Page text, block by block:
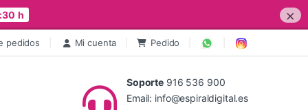
h ×
pedidos Mi cuenta Pedido
Soporte 916 536 900
Email: info@espiraldigital.es